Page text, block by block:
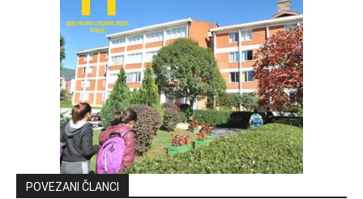
POVEZANI ČLANCI